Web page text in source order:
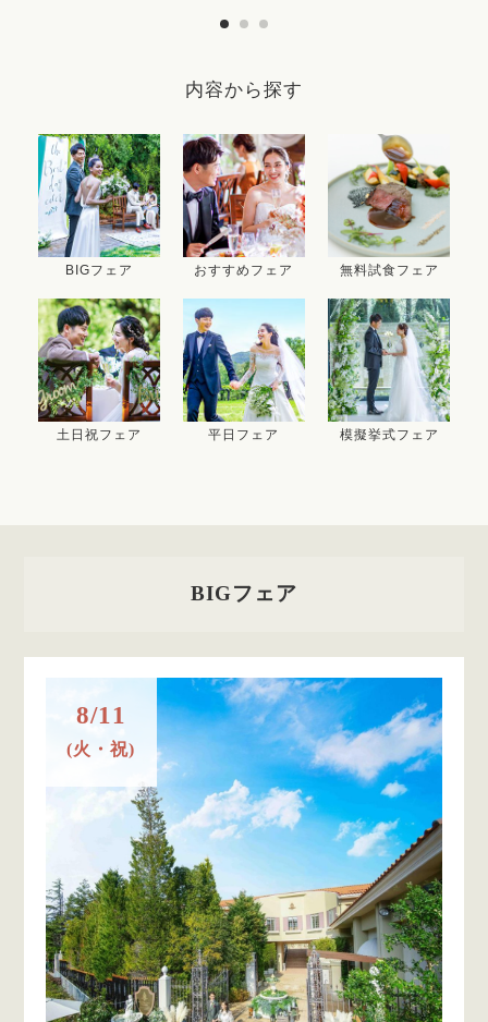
内容から探す
BIGフェア おすすめフェア 無料試食フェア
土日祝フェア 平日フェア 模擬挙式フェア
BIGフェア
8/11
(火・祝)